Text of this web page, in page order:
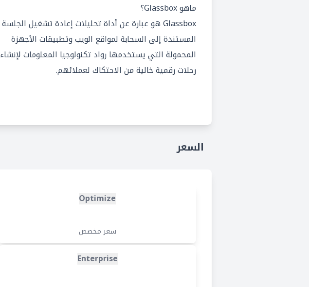
ماهو Glassbox؟
Glassbox هو عبارة عن أداة تحليلات إعادة تشغيل الجلسة
المستندة إلى السحابة لمواقع الويب وتطبيقات الأجهزة
المحمولة التي يستخدمها رواد تكنولوجيا المعلومات لإنشاء
رحلات رقمية خالية من الاحتكاك لعملائهم.
السعر
Optimize
سعر مخصص
Enterprise